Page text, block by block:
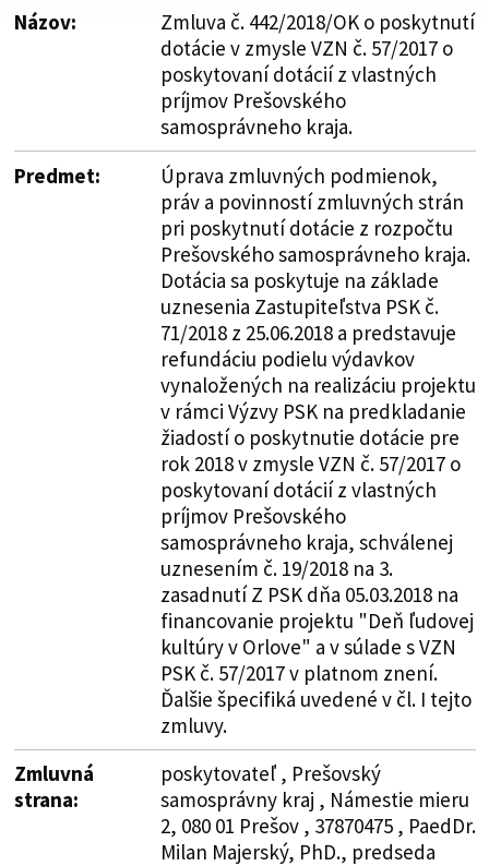
Názov:
Zmluva č. 442/2018/OK o poskytnutí
dotácie v zmysle VZN č. 57/2017 o
poskytovaní dotácií z vlastných
príjmov Prešovského
samosprávneho kraja.
Predmet:
Úprava zmluvných podmienok,
práv a povinností zmluvných strán
pri poskytnutí dotácie z rozpočtu
Prešovského samosprávneho kraja.
Dotácia sa poskytuje na základe
uznesenia Zastupiteľstva PSK č.
71/2018 z 25.06.2018 a predstavuje
refundáciu podielu výdavkov
vynaložených na realizáciu projektu
v rámci Výzvy PSK na predkladanie
žiadostí o poskytnutie dotácie pre
rok 2018 v zmysle VZN č. 57/2017 o
poskytovaní dotácií z vlastných
príjmov Prešovského
samosprávneho kraja, schválenej
uznesením č. 19/2018 na 3.
zasadnutí Z PSK dňa 05.03.2018 na
financovanie projektu "Deň ľudovej
kultúry v Orlove" a v súlade s VZN
PSK č. 57/2017 v platnom znení.
Ďalšie špecifiká uvedené v čl. I tejto
zmluvy.
Zmluvná
strana:
poskytovateľ , Prešovský
samosprávny kraj , Námestie mieru
2, 080 01 Prešov , 37870475 , PaedDr.
Milan Majerský, PhD., predseda